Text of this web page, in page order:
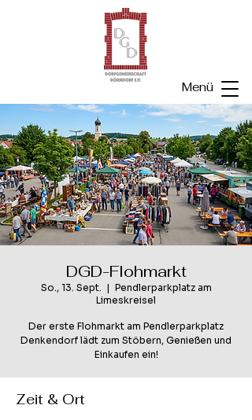
Menü
DGD-Flohmarkt
So., 13. Sept.
  |
Pendlerparkplatz am
Limeskreisel
Der erste Flohmarkt am Pendlerparkplatz
Denkendorf lädt zum Stöbern, Genießen und
Einkaufen ein!
Zeit & Ort